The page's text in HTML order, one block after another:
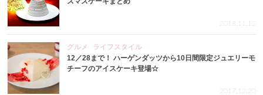
2018.11.12
グルメ
ライフスタイル
12／28まで！ ハーゲンダッツから10日間限定ジュエリーモ
チーフのアイスケーキ登場☆
2017.12.20